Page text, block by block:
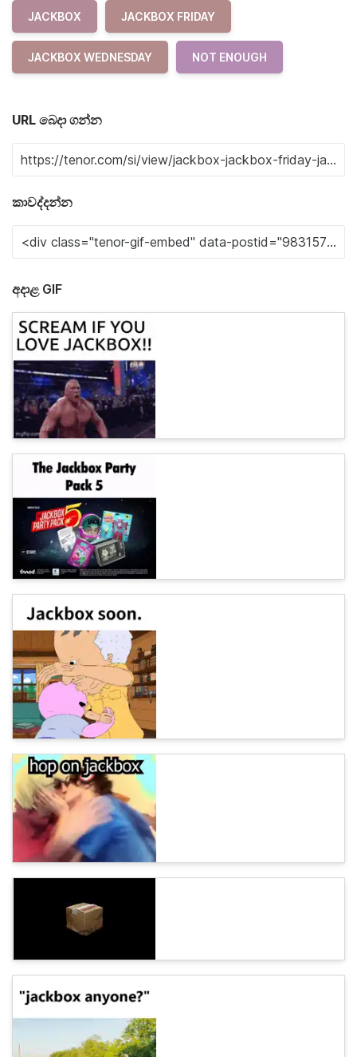
JACKBOX JACKBOX FRIDAY
JACKBOX WEDNESDAY NOT ENOUGH
URL බෙදා ගන්න
කාවද්දන්න
අදාළ GIF